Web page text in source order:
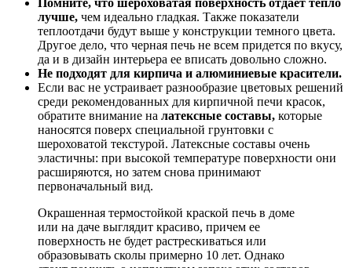
Помните, что шероховатая поверхность отдает тепло
лучше, чем идеально гладкая. Также показатели
теплоотдачи будут выше у конструкции темного цвета.
Другое дело, что черная печь не всем придется по вкусу,
да и в дизайн интерьера ее вписать довольно сложно.
Не подходят для кирпича и алюминиевые красители.
Если вас не устраивает разнообразие цветовых решений
среди рекомендованных для кирпичной печи красок,
обратите внимание на латексные составы, которые
наносятся поверх специальной грунтовки с
шероховатой текстурой. Латексные составы очень
эластичны: при высокой температуре поверхности они
расширяются, но затем снова принимают
первоначальный вид.
Окрашенная термостойкой краской печь в доме
или на даче выглядит красиво, причем ее
поверхность не будет растрескиваться или
образовывать сколы примерно 10 лет. Однако